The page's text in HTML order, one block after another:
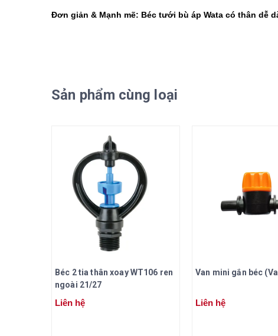
Đơn giản & Mạnh mẽ: Béc tưới bù áp Wata có thân dễ
Sản phẩm cùng loại
Béc 2 tia thân xoay WT106 ren
ngoài 21/27
Liên hệ
Van mini gắn béc
Liên hệ